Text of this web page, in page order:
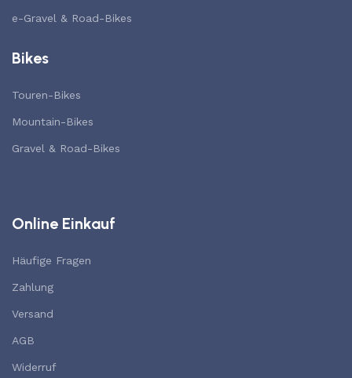
e-Gravel & Road-Bikes
Bikes
Touren-Bikes
Mountain-Bikes
Gravel & Road-Bikes
Online Einkauf
Häufige Fragen
Zahlung
Versand
AGB
Widerruf